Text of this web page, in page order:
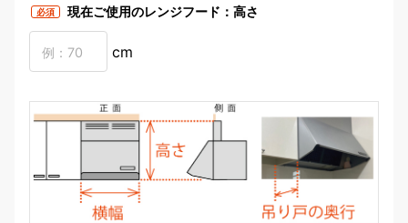
必須 現在ご使用のレンジフード：高さ
cm